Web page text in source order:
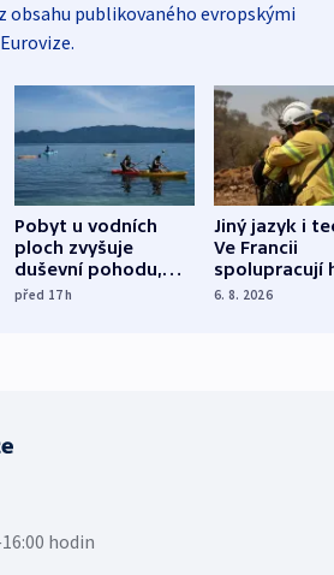
obsahu publikovaného evropskými
Pobyt u vodních
ploch zvyšuje
duševní pohodu,
ukázala
před 17h
Jiný jazyk i
Ve Francii
spolupracují
různých zemí
6. 8. 2026
hodin